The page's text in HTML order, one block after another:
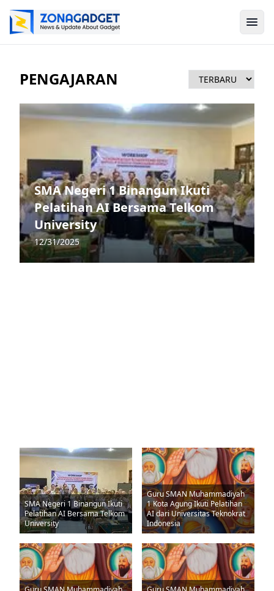
PENGAJARAN
SMA Negeri 1 Binangun Ikuti
Pelatihan AI Bersama Telkom
University
12/31/2025
SMA Negeri 1 Binangun Ikuti
Pelatihan AI Bersama Telkom
University
Guru SMAN Muhammadiyah
1 Kota Agung Ikuti Pelatihan
AI dari Universitas Teknokrat
Indonesia